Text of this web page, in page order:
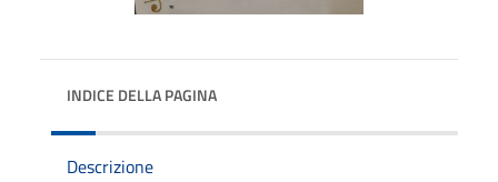
INDICE DELLA PAGINA
Descrizione